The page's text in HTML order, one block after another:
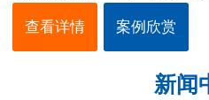
查看详情 案例欣赏
新闻